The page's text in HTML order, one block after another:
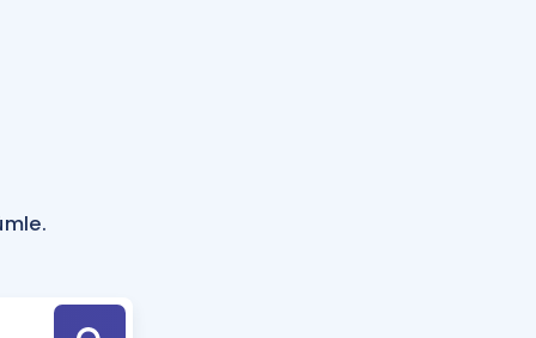
Hesaplama Aracı
için Öneriler
Tek Takvimde